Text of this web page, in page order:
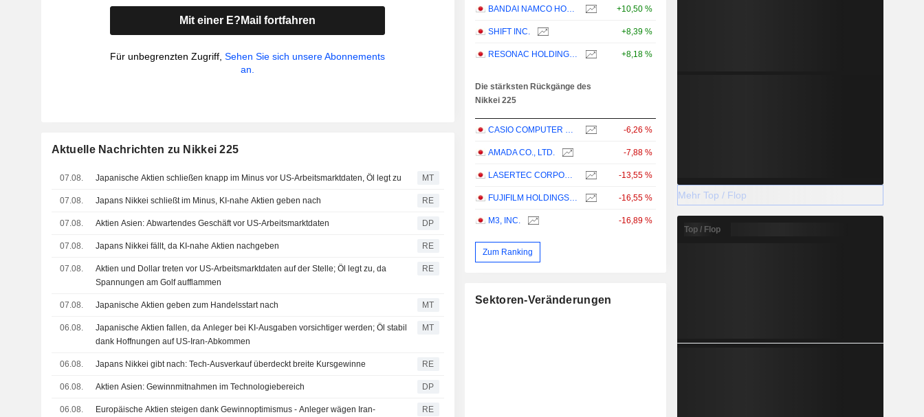
Mit einer E?Mail fortfahren
Für unbegrenzten Zugriff,Sehen Sie sich unsere Abonnements
an.
Aktuelle Nachrichten zu Nikkei 225
07.08. Japanische Aktien schließen knapp im Minus vor US-Arbeitsmarktdaten, Öl legt zu MT
07.08. Japans Nikkei schließt im Minus, KI-nahe Aktien geben nach RE
07.08. Aktien Asien: Abwartendes Geschäft vor US-Arbeitsmarktdaten DP
07.08. Japans Nikkei fällt, da KI-nahe Aktien nachgeben RE
07.08.
Aktien und Dollar treten vor US-Arbeitsmarktdaten auf der Stelle; Öl legt zu, da
Spannungen am Golf aufflammen
RE
07.08. Japanische Aktien geben zum Handelsstart nach MT
06.08.
Japanische Aktien fallen, da Anleger bei KI-Ausgaben vorsichtiger werden; Öl stabil
dank Hoffnungen auf US-Iran-Abkommen
MT
06.08. Japans Nikkei gibt nach: Tech-Ausverkauf überdeckt breite Kursgewinne RE
06.08. Aktien Asien: Gewinnmitnahmen im Technologiebereich DP
06.08.
Europäische Aktien steigen dank Gewinnoptimismus - Anleger wägen Iran-
RE
BANDAI NAMCO HOLDINGS INC. +10,50 %
SHIFT INC. +8,39 %
RESONAC HOLDINGS CORPORATION +8,18 %
Die stärksten Rückgänge des
Nikkei 225
CASIO COMPUTER CO.,LTD. -6,26 %
AMADA CO., LTD. -7,88 %
LASERTEC CORPORATION -13,55 %
FUJIFILM HOLDINGS CORPORATION -16,55 %
M3, INC. -16,89 %
Zum Ranking
Sektoren-Veränderungen
Mehr Top / Flop
Top / Flop